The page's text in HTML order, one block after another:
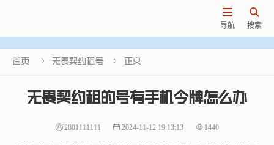

搜索

导航
首页  无畏契约租号  正文
无畏契约租的号有手机令牌怎么办
2801111111 2024-11-12 19:13:13 1440